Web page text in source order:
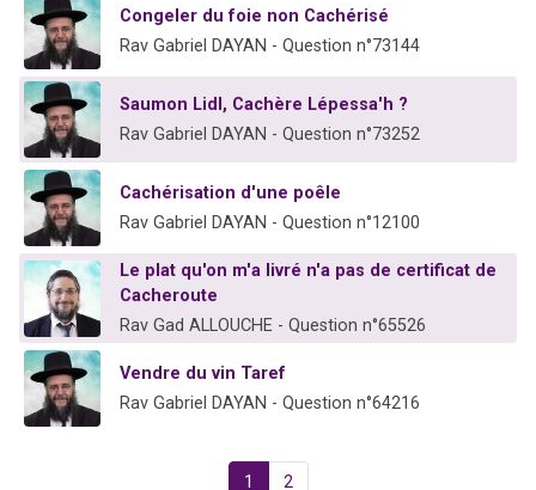
Congeler du foie non Cachérisé
Rav Gabriel DAYAN - Question n°73144
Saumon Lidl, Cachère Lépessa'h ?
Rav Gabriel DAYAN - Question n°73252
Cachérisation d'une poêle
Rav Gabriel DAYAN - Question n°12100
Le plat qu'on m'a livré n'a pas de certificat de
Cacheroute
Rav Gad ALLOUCHE - Question n°65526
Vendre du vin Taref
Rav Gabriel DAYAN - Question n°64216
1 2